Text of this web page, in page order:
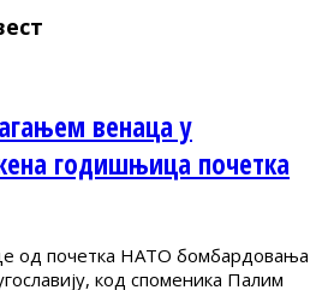
венаца у
годишњица почетка
од почетка НАТО бомбардовања
код споменика Палим